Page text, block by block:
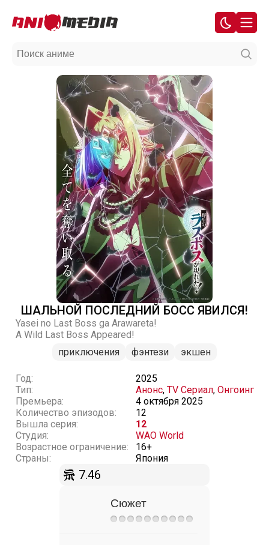
ШАЛЬНОЙ ПОСЛЕДНИЙ БОСС ЯВИЛСЯ!
Yasei no Last Boss ga Arawareta!
A Wild Last Boss Appeared!
приключения
фэнтези экшен
Год:
2025
Тип:
Анонс, TV Сериал, Онгоинг
Премьера:
4 октября 2025
Количество эпизодов:
12
Вышла серия:
12
Студия:
WAO World
Возрастное ограничение:
16+
Страны:
Япония
7.46
Сюжет